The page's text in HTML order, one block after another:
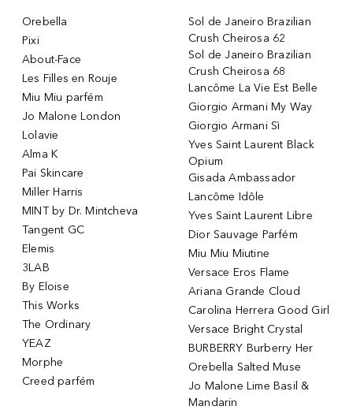
Orebella
Pixi
About-Face
Les Filles en Rouje
Miu Miu parfém
Jo Malone London
Lolavie
Alma K
Pai Skincare
Miller Harris
MINT by Dr. Mintcheva
Tangent GC
Elemis
3LAB
By Eloise
This Works
The Ordinary
YEAZ
Morphe
Creed parfém
Sol de Janeiro Brazilian
Crush Cheirosa 62
Sol de Janeiro Brazilian
Crush Cheirosa 68
Lancôme La Vie Est Belle
Giorgio Armani My Way
Giorgio Armani Sì
Yves Saint Laurent Black
Opium
Gisada Ambassador
Lancôme Idôle
Yves Saint Laurent Libre
Dior Sauvage Parfém
Miu Miu Miutine
Versace Eros Flame
Ariana Grande Cloud
Carolina Herrera Good Girl
Versace Bright Crystal
BURBERRY Burberry Her
Orebella Salted Muse
Jo Malone Lime Basil &
Mandarin